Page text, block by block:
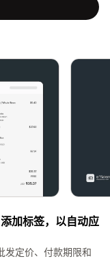
加标签，以自动应
发定价、付款期限和